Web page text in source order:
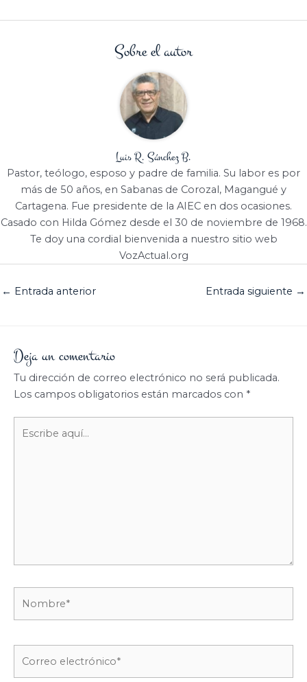
Sobre el autor
Luis R. Sánchez B.
Pastor, teólogo, esposo y padre de familia. Su labor es por
más de 50 años, en Sabanas de Corozal, Magangué y
Cartagena. Fue presidente de la AIEC en dos ocasiones.
Casado con Hilda Gómez desde el 30 de noviembre de 1968.
Te doy una cordial bienvenida a nuestro sitio web
VozActual.org
← Entrada anterior Entrada siguiente →
Deja un comentario
Tu dirección de correo electrónico no será publicada.
Los campos obligatorios están marcados con *
electrónico*